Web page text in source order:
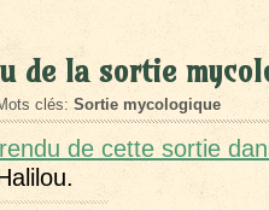
de la sortie
clés: Sortie mycologique
de cette sortie